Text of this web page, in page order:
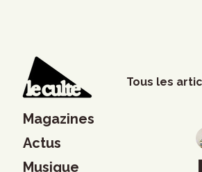
Magazines
Actus
Musique
Tous les